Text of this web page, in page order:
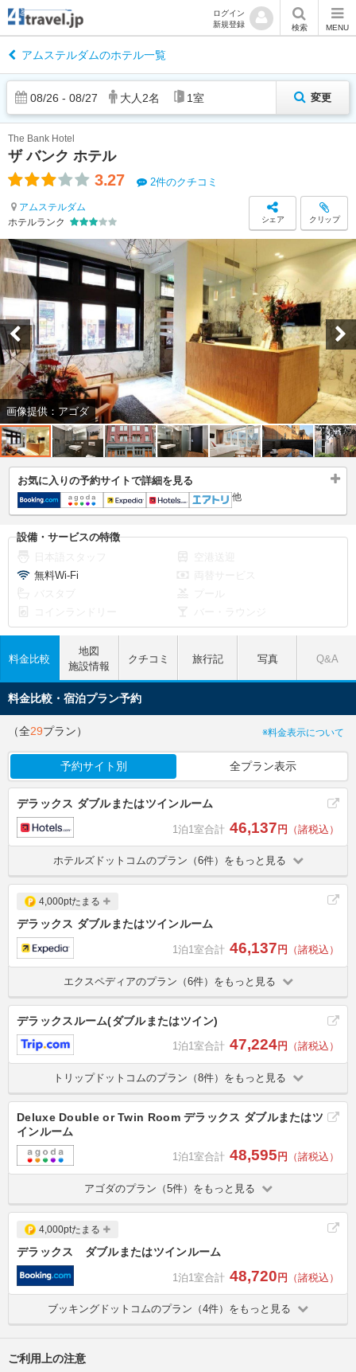
ログイン
新規登録
検索 MENU
アムステルダムのホテル一覧
08/26 - 08/27 大人 2名 1室 変更
ザ バンク ホテル
The Bank Hotel
3.27 2件のクチコミ
アムステルダム
ホテルランク
シェア クリップ
画像提供：アゴダ
お気に入りの予約サイトで詳細を見る
他
設備・サービスの特徴
無料Wi-Fi
料金比較
地図
施設情報
クチコミ 旅行記 写真 Q&A
料金比較・宿泊プラン予約
（全29プラン） ※料金表示について
予約サイト別 全プラン表示
デラックス ダブルまたはツインルーム
1泊1室合計 46,137円 （諸税込）
ホテルズドットコムのプラン（6件）をもっと見る
4,000ptたまる
デラックス ダブルまたはツインルーム
1泊1室合計 46,137 円 （諸税込）
エクスペディアのプラン（6件）をもっと見る
デラックスルーム(ダブルまたはツイン)
1泊1室合計 47,224円 （諸税込）
トリップドットコムのプラン（8件）をもっと見る
Deluxe Double or Twin Room デラックス ダブルまたはツ
インルーム
1泊1室合計 48,595 円 （諸税込）
アゴダのプラン（5件）をもっと見る
4,000ptたまる
デラックス ダブルまたはツインルーム
1泊1室合計 48,720円 （諸税込）
ブッキングドットコムのプラン（4件）をもっと見る
ご利用上の注意